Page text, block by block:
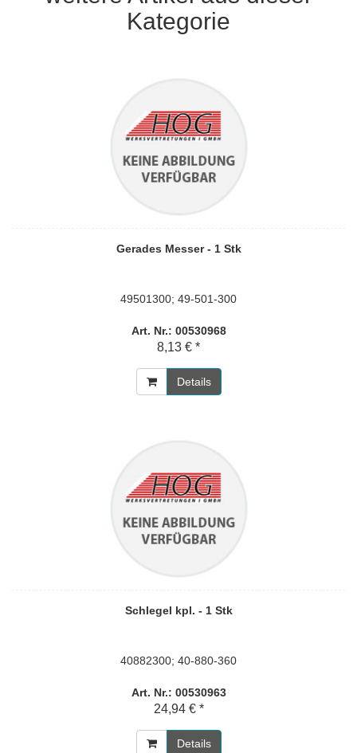
Kategorie
Gerades Messer - 1 Stk
49501300; 49-501-300
Art. Nr.: 00530968
8,13 € *
Details
Schlegel kpl. - 1 Stk
40882300; 40-880-360
Art. Nr.: 00530963
24,94 € *
Details